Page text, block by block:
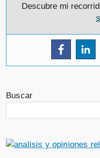
Descubre mi
Buscar